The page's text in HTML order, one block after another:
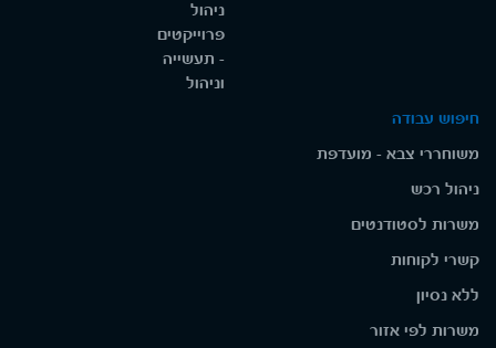
ניהול
פרוייקטים
- תעשייה
וניהול
חיפוש עבודה
משוחררי צבא - מועדפת
ניהול רכש
משרות לסטודנטים
קשרי לקוחות
ללא נסיון
משרות לפי אזור